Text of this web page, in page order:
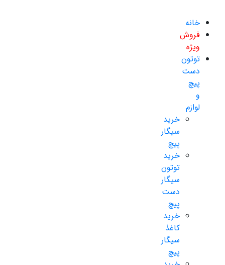
خانه
فروش
ویژه
توتون
دست
پیچ
و
لوازم
خرید
سیگار
پیچ
خرید
توتون
سیگار
دست
پیچ
خرید
کاغذ
سیگار
پیچ